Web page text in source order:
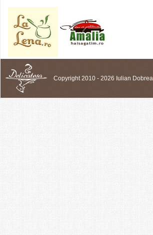
Copyright 2010 - 2026 Iulian Dobrea